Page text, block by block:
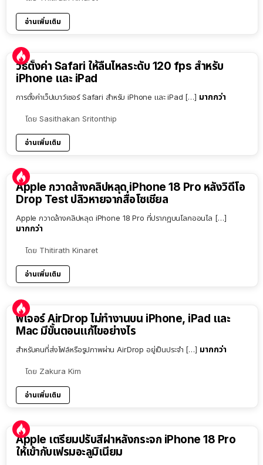
อ่านเพิ่มเติม
วิธีตั้งค่า Safari ให้ลื่นไหลระดับ 120 fps สำหรับ
iPhone และ iPad
การตั้งค่าเว็ปเบาว์เซอร์ Safari สำหรับ iPhone และ iPad […] มากกว่า
โดย Sasithakan Sritonthip
อ่านเพิ่มเติม
Apple กวาดล้างคลิปหลุด iPhone 18 Pro หลังวิดีโอ
Drop Test ปลิวหายจากสื่อโซเชียล
Apple กวาดล้างคลิปหลุด iPhone 18 Pro ที่ปรากฏบนโลกออนไล […]
มากกว่า
โดย Thitirath Kinaret
อ่านเพิ่มเติม
ฟีเจอร์ AirDrop ไม่ทำงานบน iPhone, iPad และ
Mac มีขั้นตอนแก้ไขอย่างไร
สำหรับคนที่ส่งไฟล์หรือรูปภาพผ่าน AirDrop อยู่เป็นประจำ […] มากกว่า
โดย Zakura Kim
อ่านเพิ่มเติม
Apple เตรียมปรับสีฝาหลังกระจก iPhone 18 Pro
ให้เข้ากับเฟรมอะลูมิเนียม